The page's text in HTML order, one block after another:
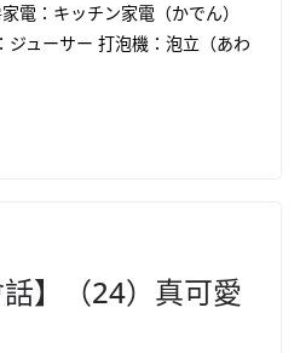
：キッチン家電（かでん）
ューサー 打泡機：泡立（あわ
話】（24）真可愛